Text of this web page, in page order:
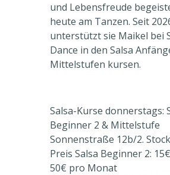
und Lebensfreude
heute am Tanzen. Seit
unterstützt sie Maikel bei
Dance in den Salsa
Mittelstufen kursen.
Salsa-Kurse donnerstags:
Beginner 2 & Mittelstufe
Sonnenstraße 12b/2. Stock
Preis Salsa Beginner 2:
50€ pro Monat